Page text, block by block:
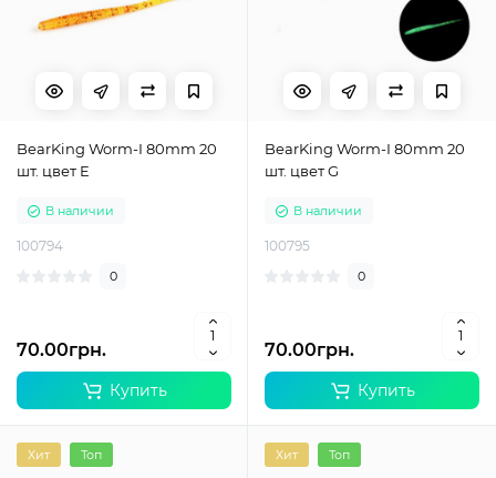
BearKing Worm-I 80mm 20
шт. цвет E
В наличии
100794
0
70.00грн.
Купить
BearKing Worm-I 80mm 20
шт. цвет G
В наличии
100795
0
70.00грн.
Купить
Хит Топ Хит Топ